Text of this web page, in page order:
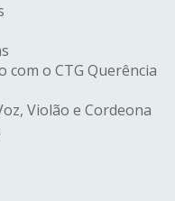
com o CTG Querência
Violão e Cordeona